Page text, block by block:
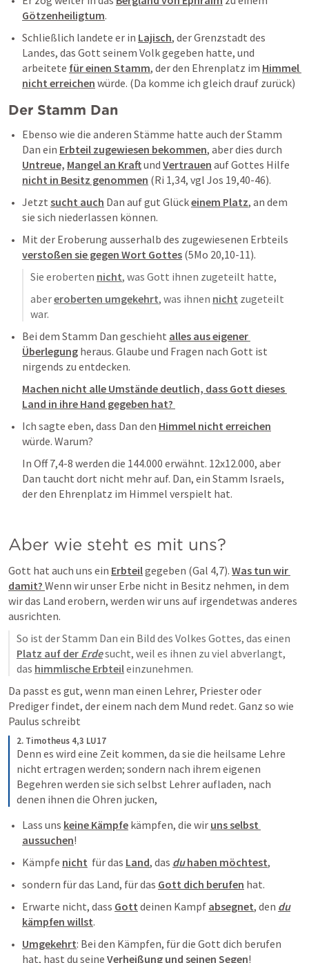
Götzenheiligtum.
Schließlich landete er in Lajisch, der Grenzstadt des
Landes, das Gott seinem Volk gegeben hatte, und
arbeitete für einen Stamm, der den Ehrenplatz im Himmel
nicht erreichen würde. (Da komme ich gleich drauf zurück)
Der Stamm Dan
Ebenso wie die anderen Stämme hatte auch der Stamm
Dan ein Erbteil zugewiesen bekommen
Untreue, Mangel an Kraft und Vertrauen
nicht in Besitz genommen (Ri 1,34, vgl Jos 19,40-46).
Jetzt sucht auch Dan auf gut Glück einem Platz, an dem
sie sich niederlassen können.
verstoßen sie gegen Wort Gottes (5Mo 20,10-11).
Sie eroberten nicht, was Gott ihnen zugeteilt hatte,
aber eroberten umgekehrt, was ihnen nicht zugeteilt
war.
Bei dem Stamm Dan geschieht alles aus eigener
Überlegung heraus. Glaube und Fragen nach Gott ist
nirgends zu entdecken.
Machen nicht alle Umstände deutlich, dass Gott dieses
Land in ihre Hand gegeben hat?
Ich sagte eben, dass Dan den Himmel nicht erreichen
würde. Warum?
In Off 7,4-8 werden die 144.000 erwähnt. 12x12.000, aber
Dan taucht dort nicht mehr auf. Dan, ein Stamm Israels,
der den Ehrenplatz im Himmel verspielt hat.
Aber wie steht es mit uns?
Gott hat auch uns ein Erbteil gegeben (Gal 4,7). Was tun wir
damit? Wenn wir unser Erbe nicht in Besitz nehmen, in dem
wir das Land erobern, werden wir uns auf irgendetwas anderes
ausrichten.
Platz auf der Erde sucht, weil es ihnen zu viel abverlangt,
das himmlische Erbteil einzunehmen.
Da passt es gut, wenn man einen Lehrer, Priester oder
Prediger findet, der einem nach dem Mund redet. Ganz so wie
Paulus schreibt
2. Timotheus 4,3 LU17
Denn es wird eine Zeit kommen, da sie die heilsame Lehre
nicht ertragen werden; sondern nach ihrem eigenen
Begehren werden sie sich selbst Lehrer aufladen, nach
denen ihnen die Ohren jucken,
Lass uns keine Kämpfe kämpfen, die wir uns selbst
aussuchen!
Kämpfe nicht
  für das
Land, das du haben möchtest,
sondern für das Land, für das Gott dich berufen hat.
Erwarte nicht, dass Gott deinen Kampf absegnet, den du
kämpfen willst.
Umgekehrt: Bei den Kämpfen, für die Gott dich berufen
hat, hast du seine Verheißung und seinen Segen!